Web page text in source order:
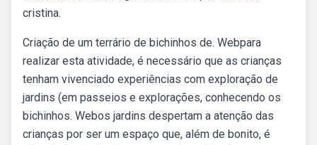
cristina.
Criação de um terrário de bichinhos de. Webpara
realizar esta atividade, é necessário que as crianças
tenham vivenciado experiências com exploração de
jardins (em passeios e explorações, conhecendo os
bichinhos. Webos jardins despertam a atenção das
crianças por ser um espaço que, além de bonito, é